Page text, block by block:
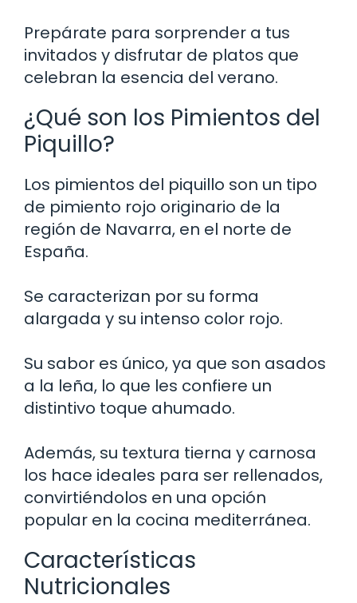
Prepárate para sorprender a tus
invitados y disfrutar de platos que
celebran la esencia del verano.
¿Qué son los Pimientos del
Piquillo?
Los pimientos del piquillo son un tipo
de pimiento rojo originario de la
región de Navarra, en el norte de
España.
Se caracterizan por su forma
alargada y su intenso color rojo.
Su sabor es único, ya que son asados
a la leña, lo que les confiere un
distintivo toque ahumado.
Además, su textura tierna y carnosa
los hace ideales para ser rellenados,
convirtiéndolos en una opción
popular en la cocina mediterránea.
Características
Nutricionales